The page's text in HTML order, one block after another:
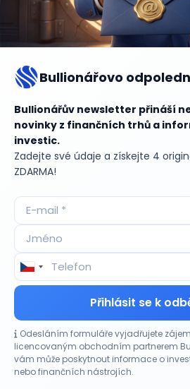
Bullionářovo
Bullionářův newsletter přináší
novinky z finančních trhů a
investic.
Zadejte své údaje a získejte 4
ZDARMA!
Přihlásit se k
Odesláním formuláře vyjadřujete
licencovaným obchodním partnerem
vám může poskytnout informace o
nebo finančních nástrojích.
Aktuální
CO HÝBE TRHEM
Objednávky DoorDash vzrostly